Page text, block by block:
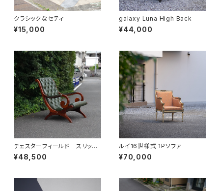
クラシックなセティ
¥15,000
galaxy Luna High Back
¥44,000
チェスターフィールド スリッパ
ーチェア
¥48,500
ルイ16世様式 1Pソファ
¥70,000